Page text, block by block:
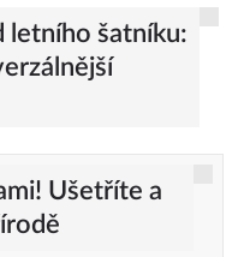
letního šatníku:
Ušetříte a